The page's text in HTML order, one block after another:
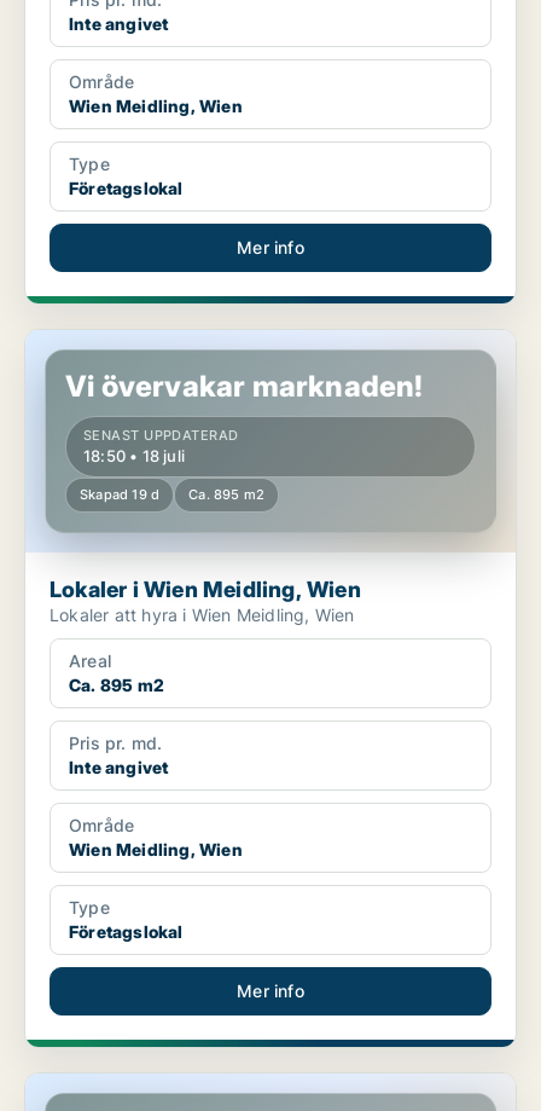
Inte angivet
Område
Wien Meidling, Wien
Type
Företagslokal
Mer info
Lokaler i Wien Meidling, Wien
Vi övervakar marknaden!
SENAST UPPDATERAD
18:50 • 18 juli
Skapad 19 d Ca. 895 m2
Lokaler i Wien Meidling, Wien
Lokaler att hyra i Wien Meidling, Wien
Areal
Ca. 895 m2
Pris pr. md.
Inte angivet
Område
Wien Meidling, Wien
Type
Företagslokal
Mer info
Kontor i Wien Meidling, Wien